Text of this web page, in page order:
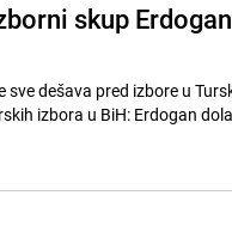
skup
dešava pred izbore u
izbora u BiH: Erdogan